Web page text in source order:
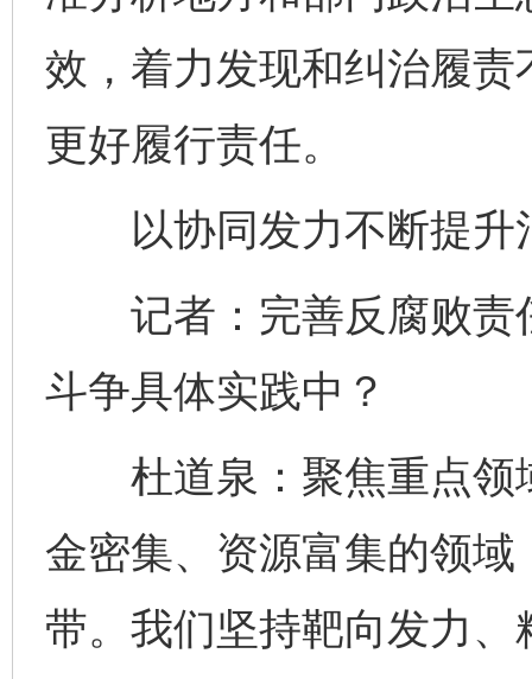
效，着力发现和纠治履
更好履行责任。
以协同发力不断提升
记者：完善反腐败责
斗争具体实践中？
杜道泉：聚焦重点领
金密集、资源富集的领
带。我们坚持靶向发力